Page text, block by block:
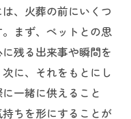
、火葬の前にいくつ
まず、ペットとの思
残る出来事や瞬間を
に、それをもとにし
一緒に供えること
ちを形にすることが